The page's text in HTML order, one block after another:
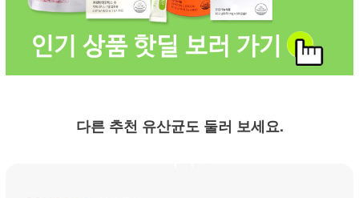
다른 추천 유산균도 둘러 보세요.